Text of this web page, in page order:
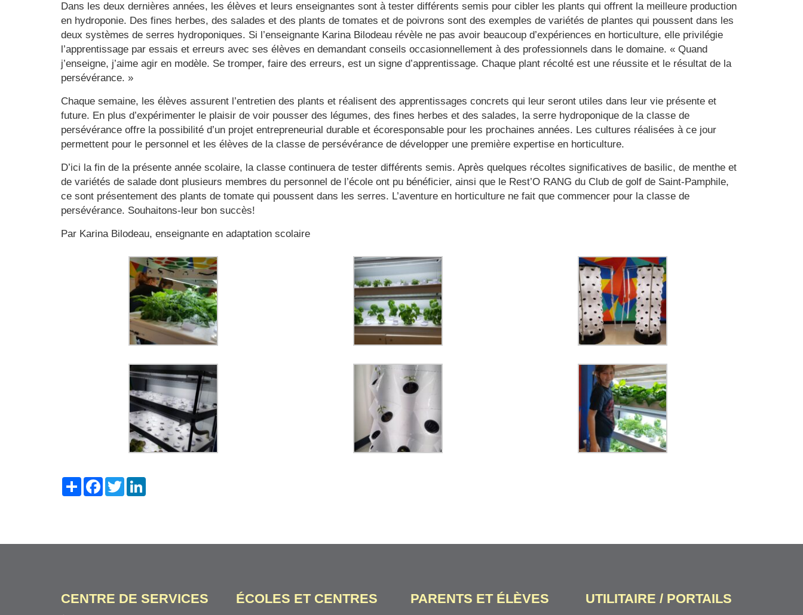
Dans les deux dernières années, les élèves et leurs enseignantes sont à tester différents semis pour cibler les plants qui offrent la meilleure production
en hydroponie. Des fines herbes, des salades et des plants de tomates et de poivrons sont des exemples de variétés de plantes qui poussent dans les
deux systèmes de serres hydroponiques. Si l’enseignante Karina Bilodeau révèle ne pas avoir beaucoup d’expériences en horticulture, elle privilégie
l’apprentissage par essais et erreurs avec ses élèves en demandant conseils occasionnellement à des professionnels dans le domaine. « Quand
j’enseigne, j’aime agir en modèle. Se tromper, faire des erreurs, est un signe d’apprentissage. Chaque plant récolté est une réussite et le résultat de la
persévérance. »
Chaque semaine, les élèves assurent l’entretien des plants et réalisent des apprentissages concrets qui leur seront utiles dans leur vie présente et
future. En plus d’expérimenter le plaisir de voir pousser des légumes, des fines herbes et des salades, la serre hydroponique de la classe de
persévérance offre la possibilité d’un projet entrepreneurial durable et écoresponsable pour les prochaines années. Les cultures réalisées à ce jour
permettent pour le personnel et les élèves de la classe de persévérance de développer une première expertise en horticulture.
D’ici la fin de la présente année scolaire, la classe continuera de tester différents semis. Après quelques récoltes significatives de basilic, de menthe et
de variétés de salade dont plusieurs membres du personnel de l’école ont pu bénéficier, ainsi que le Rest’O RANG du Club de golf de Saint-Pamphile,
ce sont présentement des plants de tomate qui poussent dans les serres. L’aventure en horticulture ne fait que commencer pour la classe de
persévérance. Souhaitons-leur bon succès!
Par Karina Bilodeau, enseignante en adaptation scolaire
ShareFacebook
Twitter
CENTRE DE SERVICES ÉCOLES ET CENTRES PARENTS ET ÉLÈVES UTILITAIRE / PORTAILS